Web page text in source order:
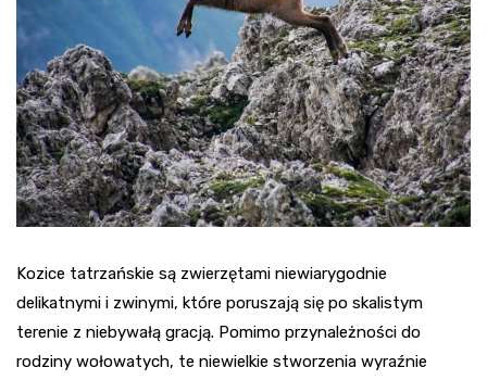
Kozice tatrzańskie są zwierzętami niewiarygodnie
delikatnymi i zwinymi, które poruszają się po skalistym
terenie z niebywałą gracją. Pomimo przynależności do
rodziny wołowatych, te niewielkie stworzenia wyraźnie